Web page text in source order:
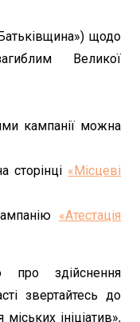
щодо
Великої
кампанії можна
сторінці «Місцеві
«Атестація
про здійснення
звертайтесь до
міських ініціатив»,